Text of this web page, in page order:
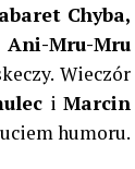
Chyba,
Ani-Mru-Mru
Wieczór
iMarcin
humoru.